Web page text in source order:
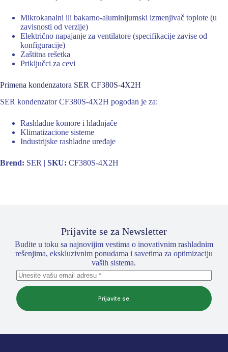
Mikrokanalni ili bakarno-aluminijumski izmenjivač toplote (u
zavisnosti od verzije)
Električno napajanje za ventilatore (specifikacije zavise od
konfiguracije)
Zaštitna rešetka
Priključci za cevi
Primena kondenzatora SER CF380S-4X2H
SER kondenzator CF380S-4X2H pogodan je za:
Rashladne komore i hladnjače
Klimatizacione sisteme
Industrijske rashladne uređaje
Brend: SER | SKU: CF380S-4X2H
Prijavite se za Newsletter
Budite u toku sa najnovijim vestima o inovativnim rashladnim
rešenjima, ekskluzivnim ponudama i savetima za optimizaciju
vaših sistema.
Prijavite se